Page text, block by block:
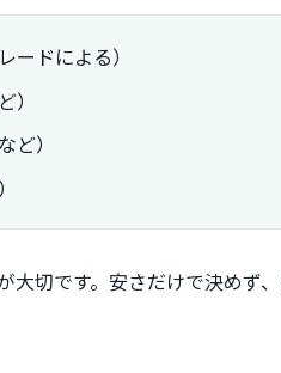
ードによる）
）
大切です。安さだけで決めず、